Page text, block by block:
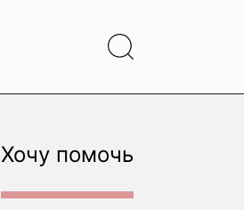
Хочу помочь